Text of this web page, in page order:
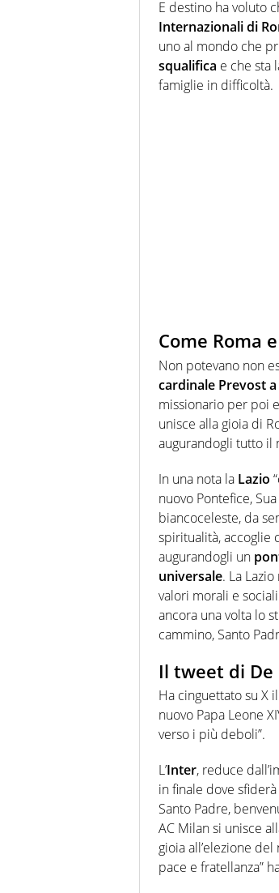
E destino ha voluto
Internazionali di
uno al mondo che
squalifica e che sta
famiglie in difficoltà.
Come Roma
Non potevano non
cardinale Prevost a
missionario per poi
unisce alla gioia di
augurandogli tutto il
In una nota la Lazio
nuovo Pontefice,
biancoceleste, da
spiritualità, accoglie
augurandogli un
universale. La
valori morali e
ancora una volta lo
cammino, Santo
Il tweet di
Ha cinguettato su X
nuovo Papa Leone
verso i più deboli”.
L’Inter, reduce
in finale dove
Santo Padre,
AC Milan si unisce
gioia all’elezione
pace e fratellanza”